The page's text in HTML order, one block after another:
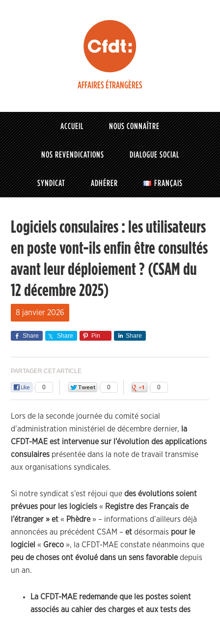
AFFAIRES ÉTRANGÈRES
ACCUEIL NOUS CONNAÎTRE
NOS REVENDICATIONS DIALOGUE SOCIAL
SYNDICAT ADHÉRER FRANÇAIS
Logiciels consulaires : les utilisateurs
en poste vont-ils enfin être consultés
avant leur déploiement ? (CSAM du
12 décembre 2025)
8 janvier 2026
Share Share Pin Share
PARTAGER CET ARTICLE
0 0 0
Lors de la seconde journée du comité social
d’administration ministériel de décembre dernier, la
CFDT-MAE est intervenue sur l’évolution des applications
consulaires présentée dans la note de travail transmise
aux organisations syndicales.
Si notre syndicat s’est réjoui quedes évolutions soient
prévues pour les logiciels« Registre des Français de
l’étranger » et« Phèdre» – informations d’ailleurs déjà
annoncées au précédent CSAM –et désormais pour le
logiciel« Greco », la CFDT-MAE constate néanmoins que
peu de choses ont évolué dans un sens favorabledepuis
un an.
La CFDT-MAE redemande que les postes soient
associés au cahier des charges et aux tests des